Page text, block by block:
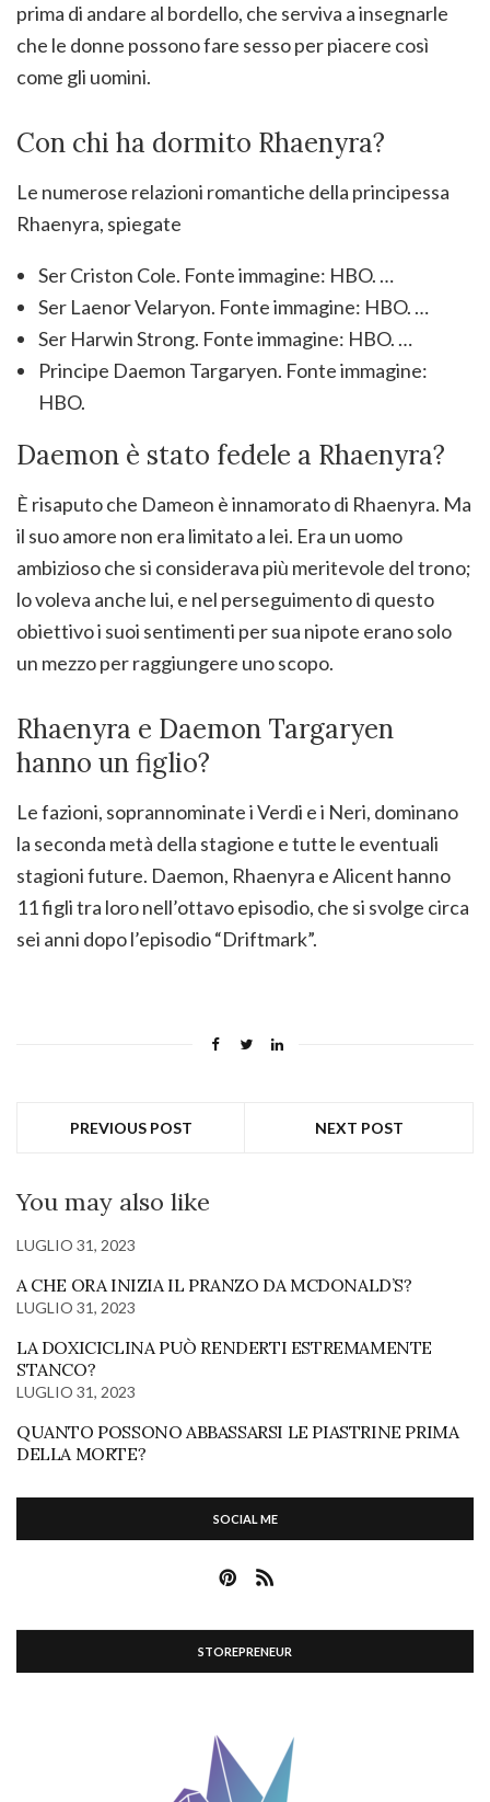
prima di andare al bordello, che serviva a insegnarle
che le donne possono fare sesso per piacere così
come gli uomini.
Con chi ha dormito Rhaenyra?
Le numerose relazioni romantiche della principessa
Rhaenyra, spiegate
Ser Criston Cole. Fonte immagine: HBO. …
Ser Laenor Velaryon. Fonte immagine: HBO. …
Ser Harwin Strong. Fonte immagine: HBO. …
Principe Daemon Targaryen. Fonte immagine:
HBO.
Daemon è stato fedele a Rhaenyra?
È risaputo che Dameon è innamorato di Rhaenyra. Ma
il suo amore non era limitato a lei. Era un uomo
ambizioso che si considerava più meritevole del trono;
lo voleva anche lui, e nel perseguimento di questo
obiettivo i suoi sentimenti per sua nipote erano solo
un mezzo per raggiungere uno scopo.
Rhaenyra e Daemon Targaryen
hanno un figlio?
Le fazioni, soprannominate i Verdi e i Neri, dominano
la seconda metà della stagione e tutte le eventuali
stagioni future. Daemon, Rhaenyra e Alicent hanno
11 figli tra loro nell’ottavo episodio, che si svolge circa
sei anni dopo l’episodio “Driftmark”.
PREVIOUS POST NEXT POST
You may also like
LUGLIO 31, 2023
A CHE ORA INIZIA IL PRANZO DA MCDONALD’S?
LUGLIO 31, 2023
LA DOXICICLINA PUÒ RENDERTI ESTREMAMENTE
STANCO?
LUGLIO 31, 2023
QUANTO POSSONO ABBASSARSI LE PIASTRINE PRIMA
DELLA MORTE?
SOCIAL ME
STOREPRENEUR